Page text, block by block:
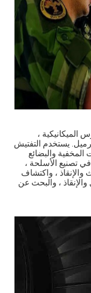
الميكانيكية ،
يستخدم التفتيش
والبضائع
في تصنيع الأسلحة ،
والإنقاذ ، واكتشاف
، والبحث عن